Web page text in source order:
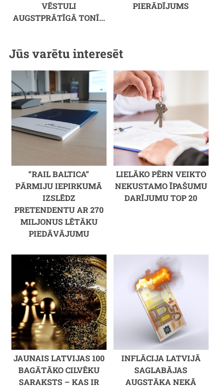
VĒSTULI
AUGSTPRĀTĪGĀ TONĪ...
PIERĀDĪJUMS
Jūs varētu interesēt
“RAIL BALTICA”
PĀRMIJU IEPIRKUMĀ
IZSLĒDZ
PRETENDENTU AR 270
MILJONUS LĒTĀKU
PIEDĀVĀJUMU
LIELĀKO PĒRN VEIKTO
NEKUSTAMO ĪPAŠUMU
DARĪJUMU TOP 20
JAUNAIS LATVIJAS 100
BAGĀTĀKO CILVĒKU
SARAKSTS – KAS IR
INFLĀCIJA LATVIJĀ
SAGLABĀJAS
AUGSTĀKA NEKĀ